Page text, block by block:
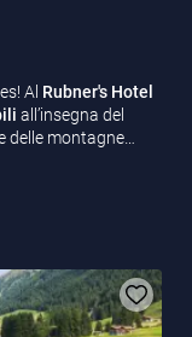
Al Rubner's Hotel
all’insegna del
delle montagne…